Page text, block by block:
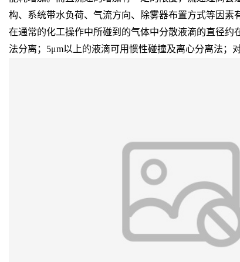
构、系统带水负荷、气流方向、除雾器布置方式等因素
在通常的化工操作中所碰到的气体中分散液滴的直径约
法分离；5μm以上的液滴可用惯性碰撞及离心分离法；